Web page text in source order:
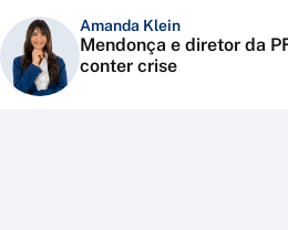
Amanda Klein
Mendonça e diretor da
conter crise